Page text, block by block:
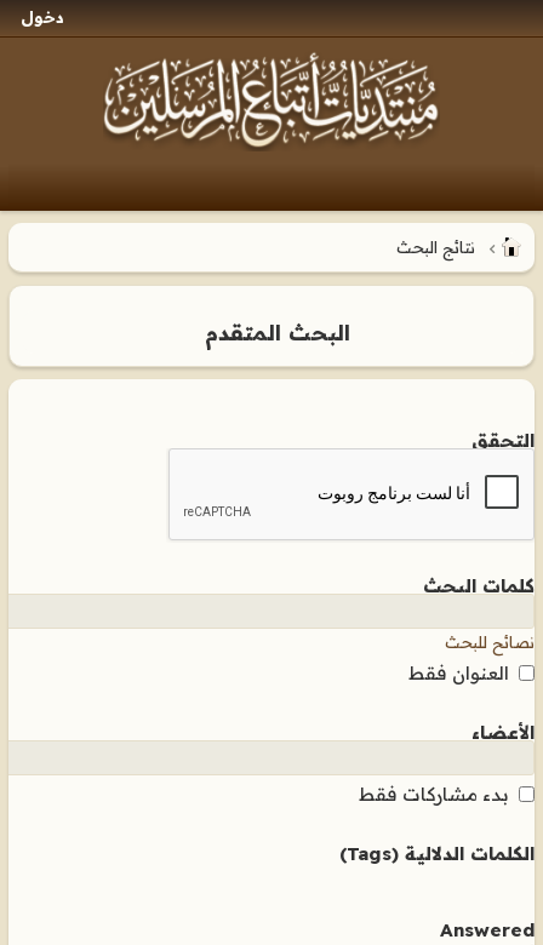
دخول
نتائج البحث
البحث المتقدم
التحقق
كلمات البحث
نصائح للبحث
العنوان فقط
الأعضاء
بدء مشاركات فقط
الكلمات الدلالية (Tags)
Answered